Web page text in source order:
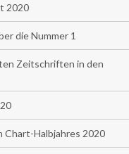
2020
die Nummer 1
Zeitschriften in den
Chart-Halbjahres 2020